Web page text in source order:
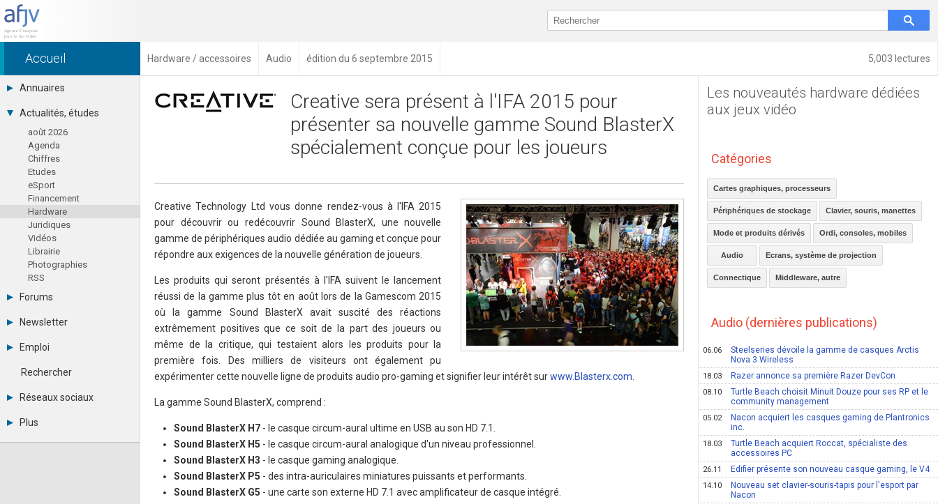
5,003 lectures
Accueil Hardware / accessoires Audio édition du 6 septembre 2015
Annuaires
Toutes les sociétés (691)
Studios (418)
Editeurs (49)
Distributeurs (16)
Hard. / Accessoires (10)
Middlewares (15)
Prestataires (99)
Assoc. / Syndicats (21)
Formations / Ecoles (46)
Presse spécialisée (17)
Actualités, études
août 2026
Agenda
Chiffres
Etudes
eSport
Financement
Hardware
Juridiques
Vidéos
Librairie
Photographies
RSS
Forums
Tous les forums
Se connecter
Messages privés
Contacter un modérateur
Newsletter
Archives
Abonnement
Emploi
Consulter les annonces
Observatoire de l'emploi
Rechercher
Réseaux sociaux
LinkedIn
Plus
Annonceurs
Creative sera présent à l'IFA 2015 pour
présenter sa nouvelle gamme Sound BlasterX
spécialement conçue pour les joueurs
Creative Technology Ltd vous donne rendez-vous à l'IFA 2015
pour découvrir ou redécouvrir Sound BlasterX, une nouvelle
gamme de périphériques audio dédiée au gaming et conçue pour
répondre aux exigences de la nouvelle génération de joueurs.
Les produits qui seront présentés à l'IFA suivent le lancement
réussi de la gamme plus tôt en août lors de la Gamescom 2015
où la gamme Sound BlasterX avait suscité des réactions
extrêmement positives que ce soit de la part des joueurs ou
même de la critique, qui testaient alors les produits pour la
première fois. Des milliers de visiteurs ont également pu
expérimenter cette nouvelle ligne de produits audio pro-gaming et signifier leur intérêt surwww.Blasterx.com
La gamme Sound BlasterX, comprend :
Sound BlasterX H7 - le casque circum-aural ultime en USB au son HD 7.1.
Sound BlasterX H5 - le casque circum-aural analogique d'un niveau professionnel.
Sound BlasterX H3 - le casque gaming analogique.
Sound BlasterX P5 - des intra-auriculaires miniatures puissants et performants.
Sound BlasterX G5 - une carte son externe HD 7.1 avec amplificateur de casque intégré.
Les nouveautés hardware dédiées
aux jeux vidéo
Catégories
Cartes graphiques, processeurs
Périphériques de stockage Clavier, souris, manettes
Mode et produits dérivés Ordi, consoles, mobiles
Audio Ecrans, système de projection
Connectique Middleware, autre
Audio (dernières publications)
06.06
Steelseries dévoile la gamme de casques Arctis
Nova 3 Wireless
18.03 Razer annonce sa première Razer DevCon
08.10
Turtle Beach choisit Minuit Douze pour ses RP et le
community management
05.02
Nacon acquiert les casques gaming de Plantronics
inc.
18.03
Turtle Beach acquiert Roccat, spécialiste des
accessoires PC
26.11 Edifier présente son nouveau casque gaming, le V4
14.10
Nouveau set clavier-souris-tapis pour l'esport par
Nacon